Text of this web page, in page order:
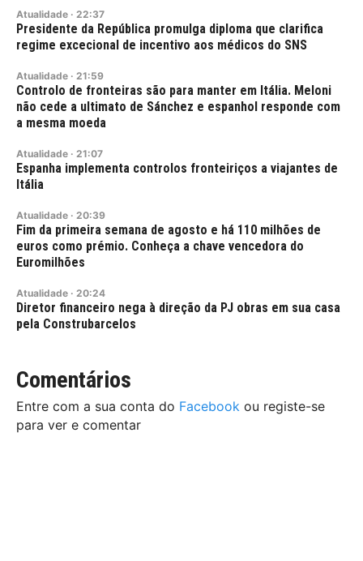
Atualidade · 22:37
Presidente da República promulga diploma que clarifica
regime excecional de incentivo aos médicos do SNS
Atualidade · 21:59
Controlo de fronteiras são para manter em Itália. Meloni
não cede a ultimato de Sánchez e espanhol responde com
a mesma moeda
Atualidade · 21:07
Espanha implementa controlos fronteiriços a viajantes de
Itália
Atualidade · 20:39
Fim da primeira semana de agosto e há 110 milhões de
euros como prémio. Conheça a chave vencedora do
Euromilhões
Atualidade · 20:24
Diretor financeiro nega à direção da PJ obras em sua casa
pela Construbarcelos
Comentários
Entre com a sua conta do Facebook ou registe-se
para ver e comentar